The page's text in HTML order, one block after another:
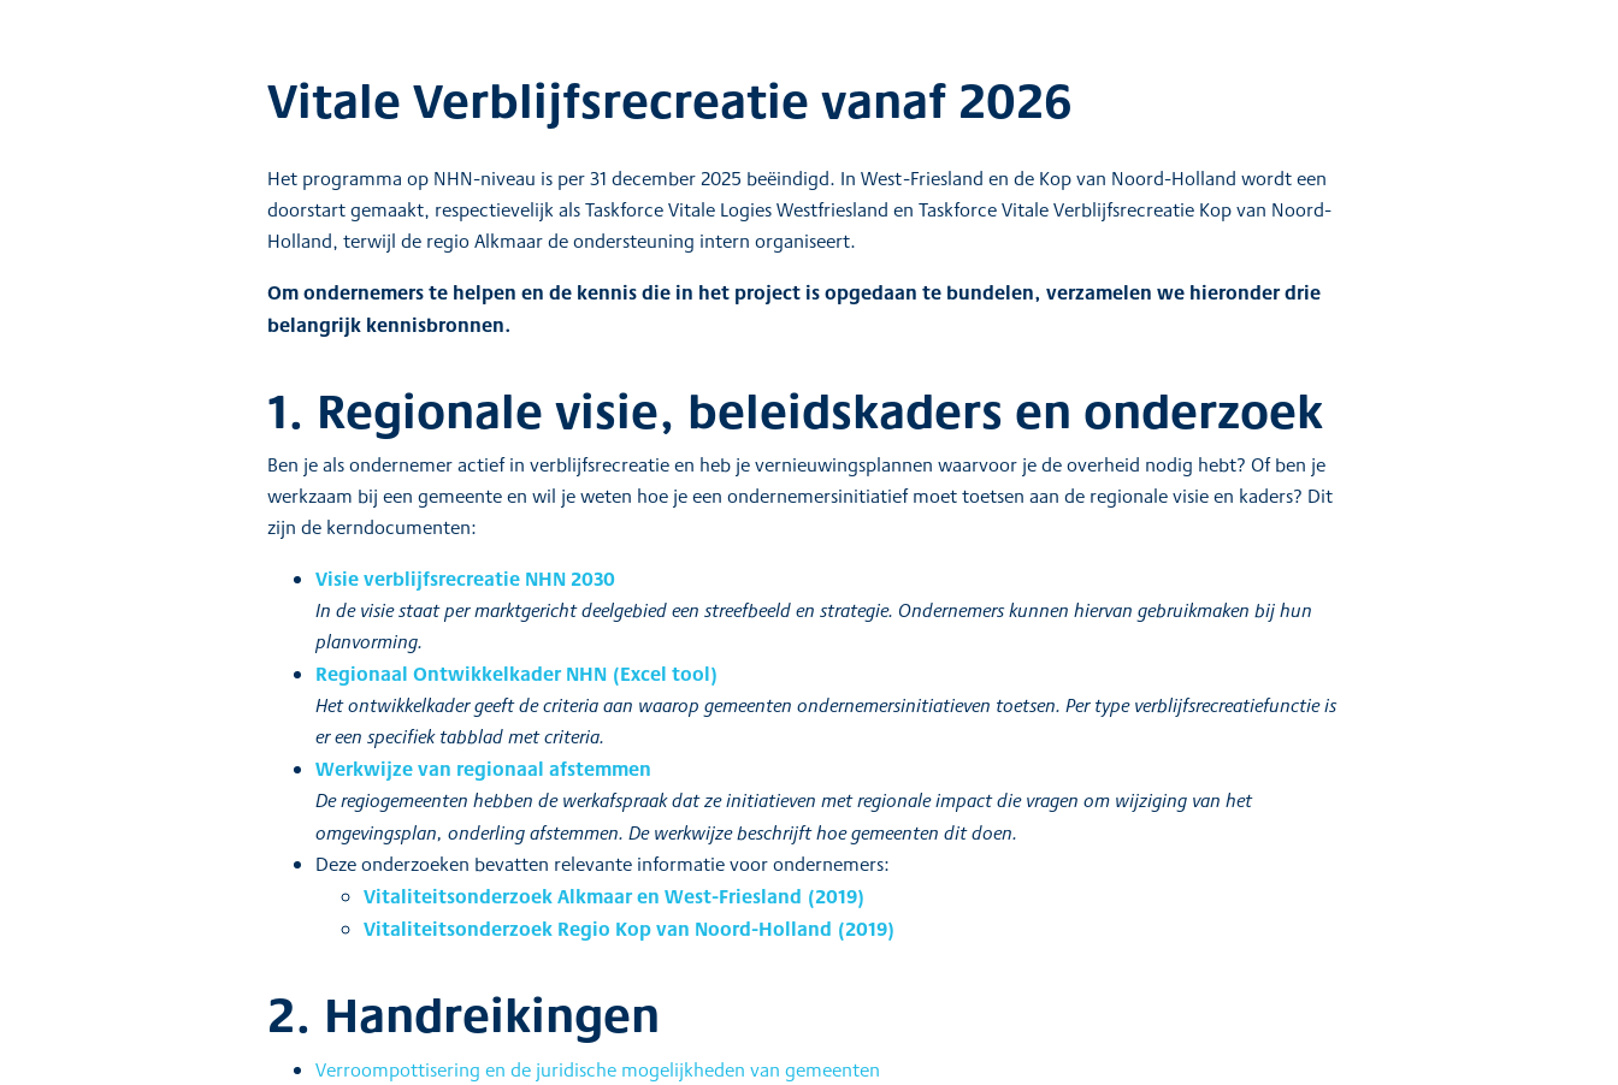
Vitale Verblijfsrecreatie vanaf 2026
Het programma op NHN-niveau is per 31 december 2025 beëindigd. In West-Friesland en de Kop van Noord-Holland wordt een
doorstart gemaakt, respectievelijk als Taskforce Vitale Logies Westfriesland en Taskforce Vitale Verblijfsrecreatie Kop van Noord-
Holland, terwijl de regio Alkmaar de ondersteuning intern organiseert.
Om ondernemers te helpen en de kennis die in het project is opgedaan te bundelen, verzamelen we hieronder drie
belangrijk kennisbronnen.
1. Regionale visie, beleidskaders en onderzoek
Ben je als ondernemer actief in verblijfsrecreatie en heb je vernieuwingsplannen waarvoor je de overheid nodig hebt? Of ben je
werkzaam bij een gemeente en wil je weten hoe je een ondernemersinitiatief moet toetsen aan de regionale visie en kaders? Dit
zijn de kerndocumenten:
Visie verblijfsrecreatie NHN 2030
In de visie staat per marktgericht deelgebied een streefbeeld en strategie. Ondernemers kunnen hiervan gebruikmaken bij hun
planvorming.
Regionaal Ontwikkelkader NHN (Excel tool)
Het ontwikkelkader geeft de criteria aan waarop gemeenten ondernemersinitiatieven toetsen. Per type verblijfsrecreatiefunctie is
er een specifiek tabblad met criteria.
Werkwijze van regionaal afstemmen
De regiogemeenten hebben de werkafspraak dat ze initiatieven met regionale impact die vragen om wijziging van het
omgevingsplan, onderling afstemmen. De werkwijze beschrijft hoe gemeenten dit doen.
Deze onderzoeken bevatten relevante informatie voor ondernemers:
Vitaliteitsonderzoek Alkmaar en West-Friesland (2019)
Vitaliteitsonderzoek Regio Kop van Noord-Holland (2019)
2. Handreikingen
Verroompottisering en de juridische mogelijkheden van gemeenten